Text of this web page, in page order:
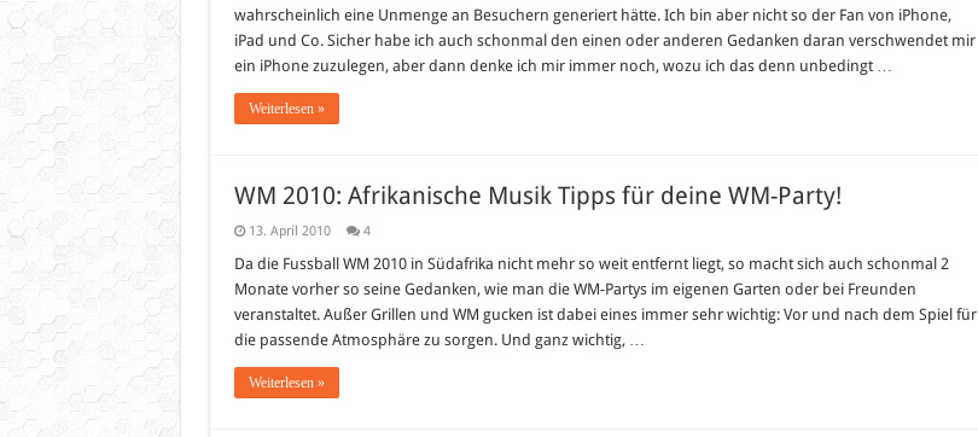
wahrscheinlich eine Unmenge an Besuchern generiert hätte. Ich bin aber nicht so der Fan von iPhone,
iPad und Co. Sicher habe ich auch schonmal den einen oder anderen Gedanken daran verschwendet mir
ein iPhone zuzulegen, aber dann denke ich mir immer noch, wozu ich das denn unbedingt …
Weiterlesen »
WM 2010: Afrikanische Musik Tipps für deine WM-Party!
13. April 2010 4
Da die Fussball WM 2010 in Südafrika nicht mehr so weit entfernt liegt, so macht sich auch schonmal 2
Monate vorher so seine Gedanken, wie man die WM-Partys im eigenen Garten oder bei Freunden
veranstaltet. Außer Grillen und WM gucken ist dabei eines immer sehr wichtig: Vor und nach dem Spiel für
die passende Atmosphäre zu sorgen. Und ganz wichtig, …
Weiterlesen »